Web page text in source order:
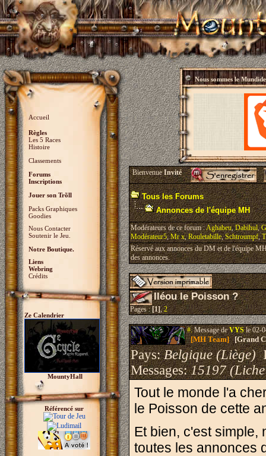
Accueil
Règles
Les 5 Races
Histoire
Classements
Forums
Inscriptions
Jouer son Trõll
Packs Graphiques
Goodies
Nous Contacter
Soutenir le Jeu.
Notre Boutique.
Liens
Webring
Crédits
Ze Calendrier
MountyHall
Référencé sur
Nous sommes le
BienvenueInvité
Tous les Forums
Annonces de l'équipe MH
Modérateurs de ce forum :Aghabeu,Dabihul,
Modérateur5,Mr x,Rouletabille,Schtroumpf,
Réservé aux annonces du DM et de l'équipe
des annonces.
Iléou le Poisson ?
Pages :[1],2
#.Message deVYSle 02-
[MH Team][Grand
Pays:Belgique (Liège)
Messages:15197
Tout le monde l'a
le Poisson de cette
Et bien, c'est simple,
toutes les annonces